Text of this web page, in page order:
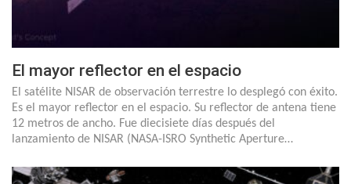
El mayor reflector en el espacio
El satélite NISAR de observación terrestre lo desplegó con éxito.
Es el mayor reflector en el espacio. Su reflector de antena tiene
12 metros de ancho. Fue diecisiete días después del
lanzamiento de NISAR (NASA-ISRO Synthetic Aperture…